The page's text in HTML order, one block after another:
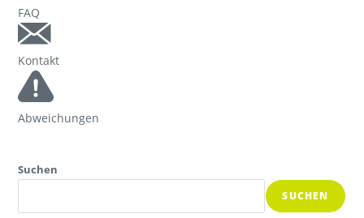
FAQ
Kontakt
Abweichungen
Suchen
SUCHEN